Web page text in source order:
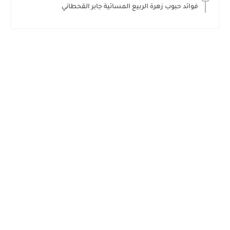
فوائد حبوب زهرة الربيع المسائية جابر القحطاني